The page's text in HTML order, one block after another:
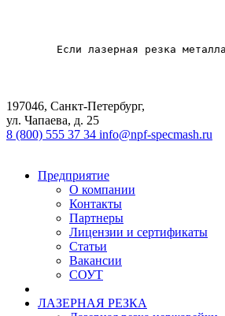
197046, Санкт-Петербург,
ул. Чапаева, д. 25
8 (800) 555 37 34 info@npf-specmash.ru
Предприятие
О компании
Контакты
Партнеры
Лицензии и сертификаты
Статьи
Вакансии
СОУТ
ЛАЗЕРНАЯ РЕЗКА